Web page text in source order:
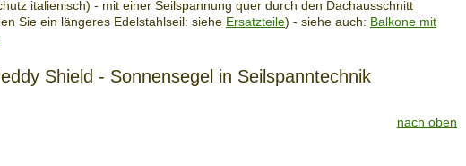
italienisch) - mit einer Seilspannung quer durch den Dachausschnitt
Sie ein längeres Edelstahlseil: siehe Ersatzteile) - siehe auch: Balkone mit
Shield - Sonnensegel in Seilspanntechnik
nach oben